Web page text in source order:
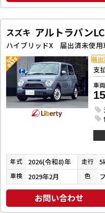
スズキ アルトラパンLC
支
車
届出
年式 2026(令和8)年 走行
車検 2029年2月 色
お問い合わせ